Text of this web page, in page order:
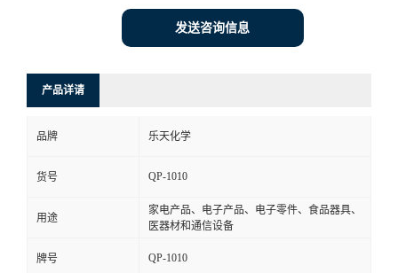
系
发送咨询信息
产品详请
品牌 乐天化学
货号 QP-1010
用途
家电产品、电子产品、电子零件、食品器具、
医器材和通信设备
牌号 QP-1010